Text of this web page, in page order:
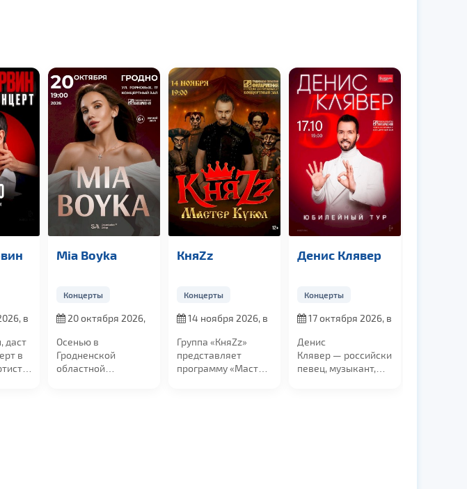
Mia Boyka
20 октября 2026,
Осенью в
Гродненской
областной
14 ноября 2026, в
Группа «КняZz»
представляет
программу «Мастер
Денис Клявер
17 октября 2026, в
Клявер — российский
певец, музыкант,
Группа
с 27.11 по
советская и
российская